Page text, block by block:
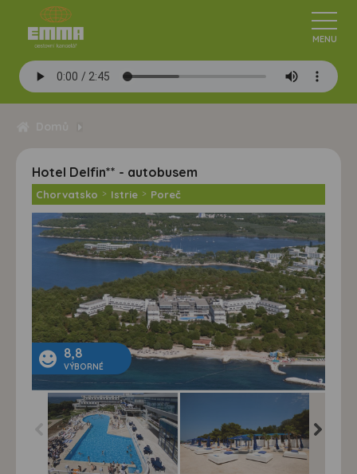
Hotel Delfin** - autobusem
Chorvatsko > Istrie > Poreč
8,8
VÝBORNÉ